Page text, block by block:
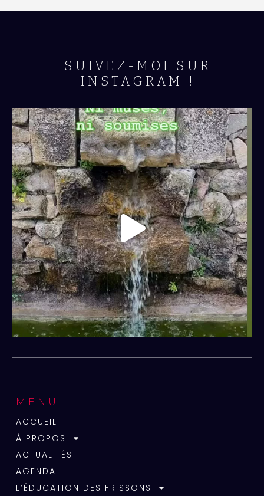
SUIVEZ-MOI SUR
INSTAGRAM !
MENU
ACCUEIL
À PROPOS
ACTUALITÉS
AGENDA
L’ÉDUCATION DES FRISSONS